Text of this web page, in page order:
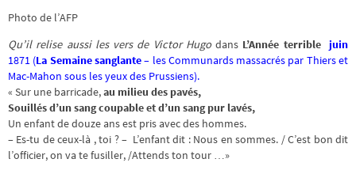
Photo de l’AFP
Qu’il relise aussi les vers de Victor Hugodans L’Année terrible juin
1871 (La Semaine sanglante– les Communards massacrés par Thiers et
Mac-Mahon sous les yeux des Prussiens).
« Sur une barricade,au milieu des pavés,
Souillés d’un sang coupable et d’un sang pur lavés,
Un enfant de douze ans est pris avec des hommes.
– Es-tu de ceux-là , toi ? – L’enfant dit : Nous en sommes. / C’est bon dit
l’officier, on va te fusiller, /Attends ton tour …»